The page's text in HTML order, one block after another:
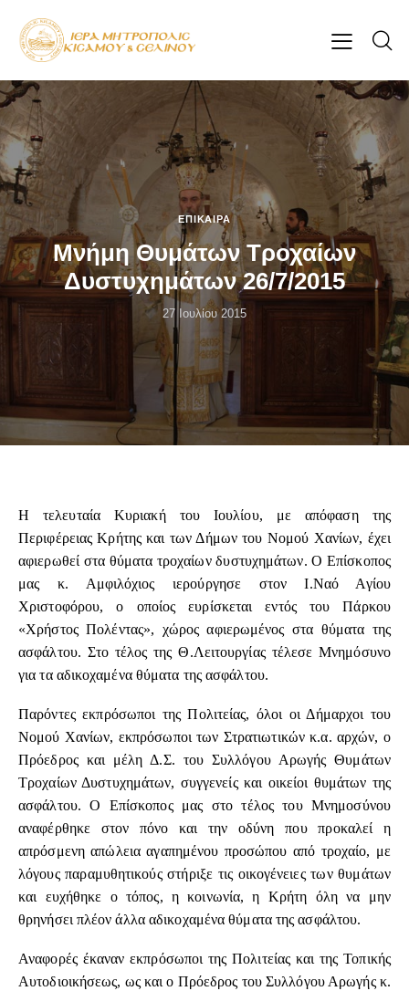
ΕΠΊΚΑΙΡΑ
Μνήμη Θυμάτων Τροχαίων
Δυστυχημάτων 26/7/2015
27 Ιουλίου 2015
Η τελευταία Κυριακή του Ιουλίου, με απόφαση της
Περιφέρειας Κρήτης και των Δήμων του Νομού Χανίων, έχει
αφιερωθεί στα θύματα τροχαίων δυστυχημάτων. Ο Επίσκοπος
μας κ. Αμφιλόχιος ιερούργησε στον Ι.Ναό Αγίου
Χριστοφόρου, ο οποίος ευρίσκεται εντός του Πάρκου
«Χρήστος Πολέντας», χώρος αφιερωμένος στα θύματα της
ασφάλτου. Στο τέλος της Θ.Λειτουργίας τέλεσε Μνημόσυνο
για τα αδικοχαμένα θύματα της ασφάλτου.
Παρόντες εκπρόσωποι της Πολιτείας, όλοι οι Δήμαρχοι του
Νομού Χανίων, εκπρόσωποι των Στρατιωτικών κ.α. αρχών, ο
Πρόεδρος και μέλη Δ.Σ. του Συλλόγου Αρωγής Θυμάτων
Τροχαίων Δυστυχημάτων, συγγενείς και οικείοι θυμάτων της
ασφάλτου. Ο Επίσκοπος μας στο τέλος του Μνημοσύνου
αναφέρθηκε στον πόνο και την οδύνη που προκαλεί η
απρόσμενη απώλεια αγαπημένου προσώπου από τροχαίο, με
λόγους παραμυθητικούς στήριξε τις οικογένειες των θυμάτων
και ευχήθηκε ο τόπος, η κοινωνία, η Κρήτη όλη να μην
θρηνήσει πλέον άλλα αδικοχαμένα θύματα της ασφάλτου.
Αναφορές έκαναν εκπρόσωποι της Πολιτείας και της Τοπικής
Αυτοδιοικήσεως, ως και ο Πρόεδρος του Συλλόγου Αρωγής κ.